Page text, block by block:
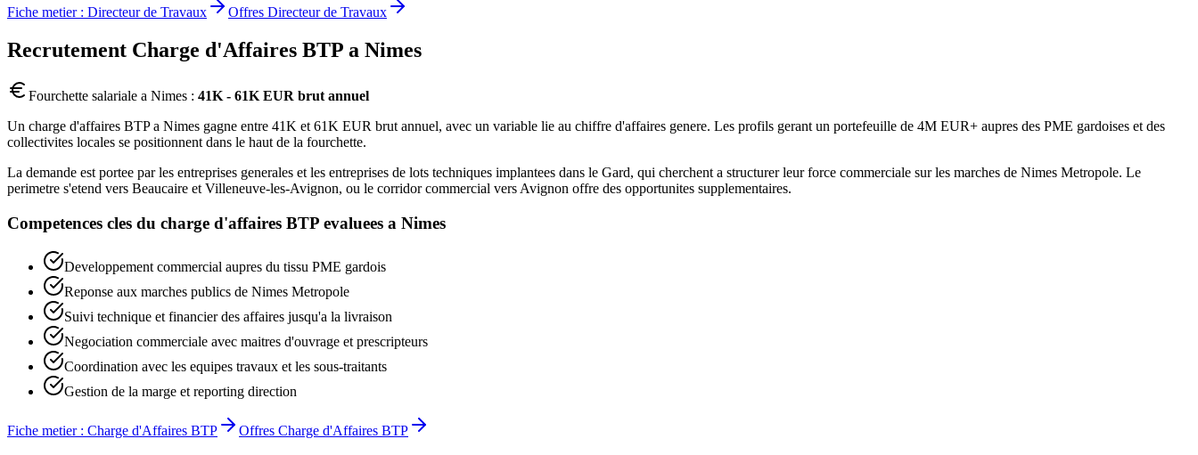
Fiche metier : Directeur de Travaux Offres Directeur de Travaux
Recrutement Charge d'Affaires BTP a Nimes
Fourchette salariale a Nimes : 41K - 61K EUR brut annuel
Un charge d'affaires BTP a Nimes gagne entre 41K et 61K EUR brut annuel, avec un variable lie au chiffre d'affaires genere. Les profils gerant un portefeuille de 4M EUR+ aupres des PME gardoises et des
collectivites locales se positionnent dans le haut de la fourchette.
La demande est portee par les entreprises generales et les entreprises de lots techniques implantees dans le Gard, qui cherchent a structurer leur force commerciale sur les marches de Nimes Metropole. Le
perimetre s'etend vers Beaucaire et Villeneuve-les-Avignon, ou le corridor commercial vers Avignon offre des opportunites supplementaires.
Competences cles du charge d'affaires BTP evaluees a Nimes
Developpement commercial aupres du tissu PME gardois
Reponse aux marches publics de Nimes Metropole
Suivi technique et financier des affaires jusqu'a la livraison
Negociation commerciale avec maitres d'ouvrage et prescripteurs
Coordination avec les equipes travaux et les sous-traitants
Gestion de la marge et reporting direction
Fiche metier : Charge d'Affaires BTP Offres Charge d'Affaires BTP